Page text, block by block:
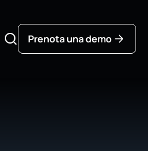
Prenota una demo